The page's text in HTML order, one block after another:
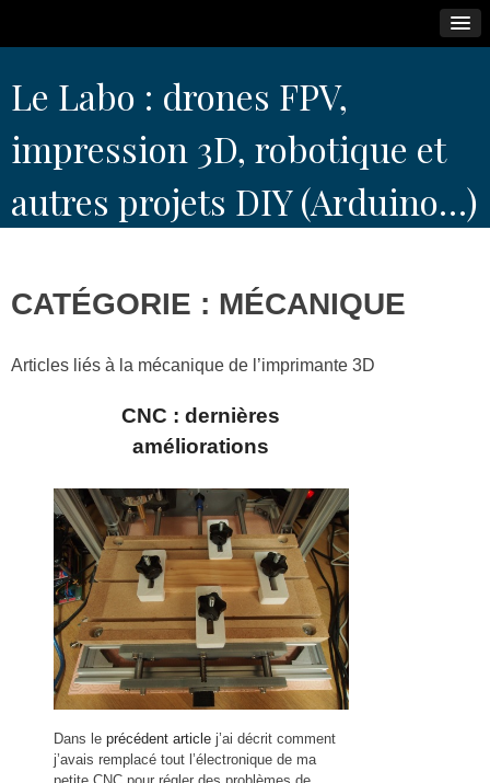
to
content
Le Labo : drones FPV,
impression 3D, robotique et
autres projets DIY (Arduino…)
CATÉGORIE : MÉCANIQUE
Articles liés à la mécanique de l’imprimante 3D
CNC : dernières
améliorations
Dans le précédent article j’ai décrit comment
j’avais remplacé tout l’électronique de ma
petite CNC pour régler des problèmes de